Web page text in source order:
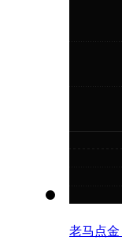
老马点金